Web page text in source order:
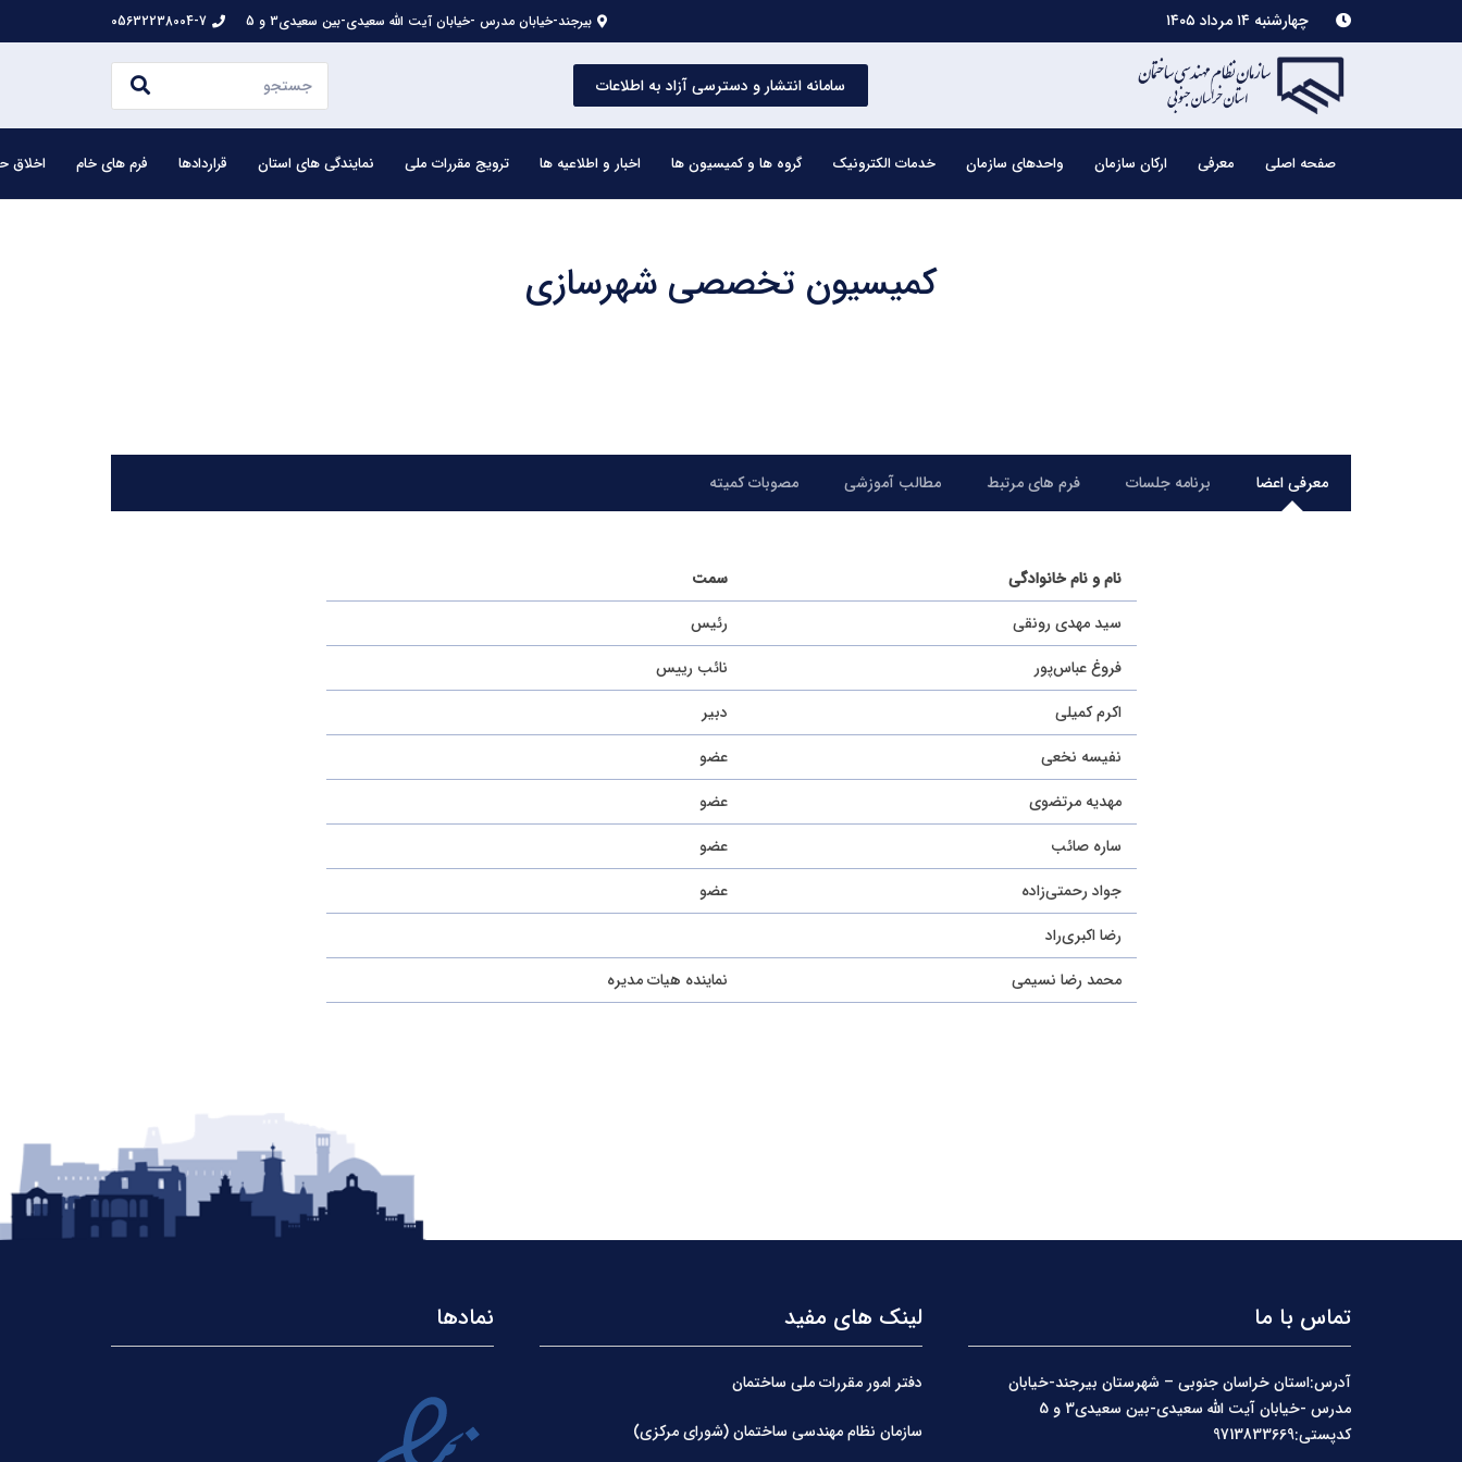
چهارشنبه ۱۴ مرداد ۱۴۰۵ بیرجند-خیابان مدرس -خیابان آیت الله سعیدی-بین سعیدی3 و 5 05632238004-7
سامانه انتشار و دسترسی آزاد به اطلاعات
صفحه اصلی معرفی ارکان سازمان واحدهای سازمان خدمات الکترونیک گروه ها و کمیسیون ها اخبار و اطلاعیه ها ترویج مقررات ملی نمایندگی های استان قراردادها فرم های خام اخلاق
کمیسیون تخصصی شهرسازی
معرفی اعضا برنامه جلسات فرم های مرتبط مطالب آموزشی مصوبات کمیته
نام و نام خانوادگی
سمت
سید مهدی رونقی
رئیس
فروغ عباس‌پور
نائب رییس
اکرم کمیلی
دبیر
نفیسه نخعی
عضو
مهدیه مرتضوی
عضو
ساره صائب
عضو
جواد رحمتی‌زاده
عضو
رضا اکبری‌راد
محمد رضا نسیمی
نماینده هیات مدیره
تماس با ما
آدرس:استان خراسان جنوبی – شهرستان بیرجند-خیابان
کدپستی:9713833669
لینک های مفید
دفتر امور مقررات ملی ساختمان
سازمان نظام مهندسی ساختمان (شورای مرکزی)
نمادها